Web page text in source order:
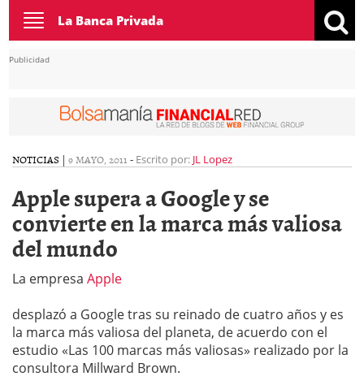
Toggle
navigation
La Banca Privada
Publicidad
NOTICIAS | 9 MAYO, 2011 - Escrito por: JL Lopez
Apple supera a Google y se
convierte en la marca más valiosa
del mundo
La empresa Apple
desplazó a Google tras su reinado de cuatro años y es
la marca más valiosa del planeta, de acuerdo con el
estudio «Las 100 marcas más valiosas» realizado por la
consultora Millward Brown.